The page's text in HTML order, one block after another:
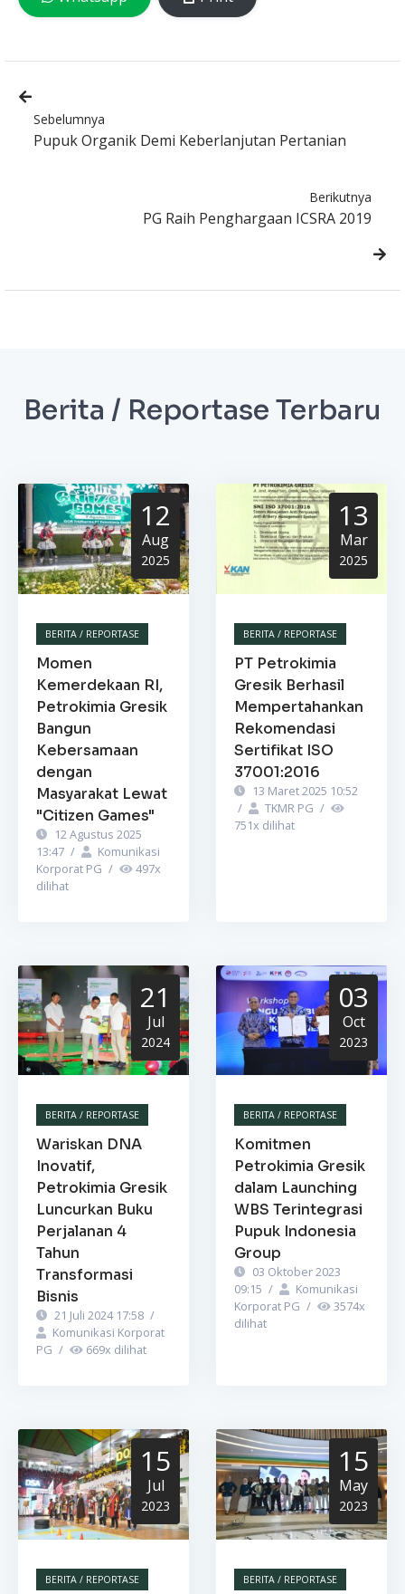
Sebelumnya
Pupuk Organik Demi Keberlanjutan Pertanian
Berikutnya
PG Raih Penghargaan ICSRA 2019
Berita / Reportase Terbaru
12
Aug
2025
BERITA / REPORTASE
Momen
Kemerdekaan RI,
Petrokimia Gresik
Bangun
Kebersamaan
dengan
Masyarakat Lewat
"Citizen Games"
12 Agustus 2025
13:47 /
Komunikasi
Korporat PG / 497x
dilihat
13
Mar
2025
BERITA / REPORTASE
PT Petrokimia
Gresik Berhasil
Mempertahankan
Rekomendasi
Sertifikat ISO
37001:2016
13 Maret 2025 10:52
/
TKMR PG /
751x dilihat
21
Jul
2024
BERITA / REPORTASE
Wariskan DNA
Inovatif,
Petrokimia Gresik
Luncurkan Buku
Perjalanan 4
Tahun
Transformasi
Bisnis
21 Juli 2024 17:58 /
Komunikasi Korporat
PG / 669x dilihat
03
Oct
2023
BERITA / REPORTASE
Komitmen
Petrokimia Gresik
dalam Launching
WBS Terintegrasi
Pupuk Indonesia
Group
03 Oktober 2023
09:15 /
Komunikasi
Korporat PG / 3574x
dilihat
15
Jul
2023
BERITA / REPORTASE
15
May
2023
BERITA / REPORTASE